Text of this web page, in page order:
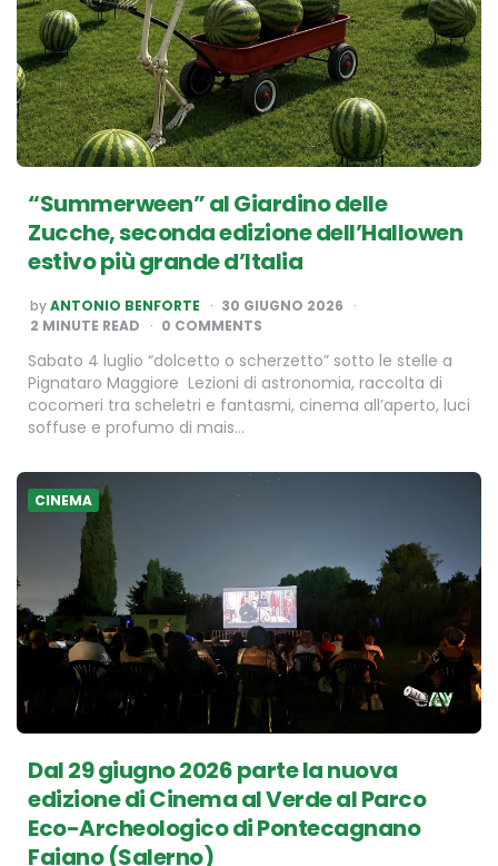
“Summerween” al Giardino delle
Zucche, seconda edizione dell’Hallowen
estivo più grande d’Italia
POSTED
BY
byANTONIO BENFORTE
30 GIUGNO 2026
2 MINUTE READ 0 COMMENTS
Sabato 4 luglio “dolcetto o scherzetto” sotto le stelle a
Pignataro Maggiore Lezioni di astronomia, raccolta di
cocomeri tra scheletri e fantasmi, cinema all’aperto, luci
soffuse e profumo di mais…
CINEMA
Dal 29 giugno 2026 parte la nuova
edizione di Cinema al Verde al Parco
Eco-Archeologico di Pontecagnano
Faiano (Salerno)